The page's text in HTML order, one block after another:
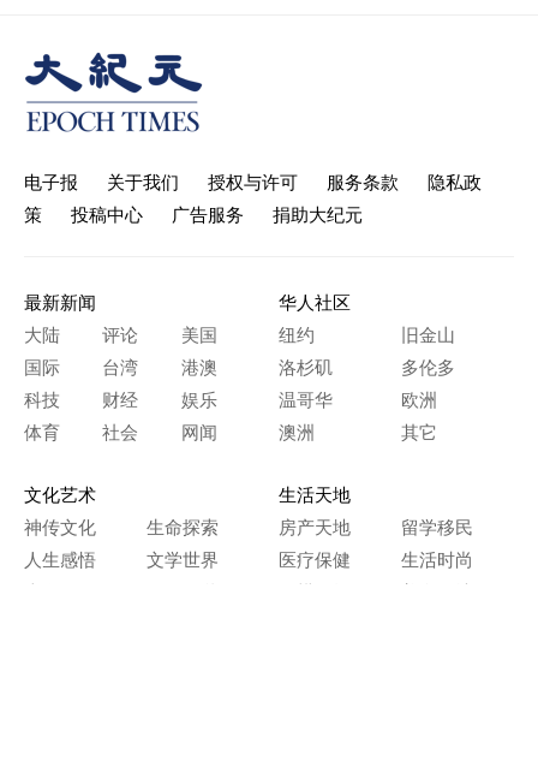
电子报 关于我们 授权与许可 服务条款
隐私政
策
投稿中心 广告服务 捐助大纪元
最新新闻
大陆
评论
美国
国际
台湾
港澳
科技
财经
娱乐
体育
社会 网闻
华人社区
纽约
旧金山
洛杉矶
多伦多
温哥华
欧洲
澳洲
其它
文化艺术
神传文化
生命探索
人生感悟
文学世界
生活天地
房产天地
留学移民
医疗保健
生活时尚